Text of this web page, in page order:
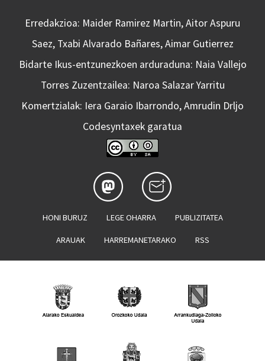
Erredakzioa: Maider Ramirez Martin, Aitor Aspuru
Saez, Txabi Alvarado Bañares, Aimar Gutierrez
Bidarte Ikus-entzunezkoen arduraduna: Naia Vallejo
Torres Zuzentzailea: Naroa Salazar Yarritu
Komertzialak: Iera Garaio Ibarrondo, Amrudin Drljo
Codesyntaxek garatua
HONI BURUZ LEGE OHARRA PUBLIZITATEA
ARAUAK HARREMANETARAKO RSS